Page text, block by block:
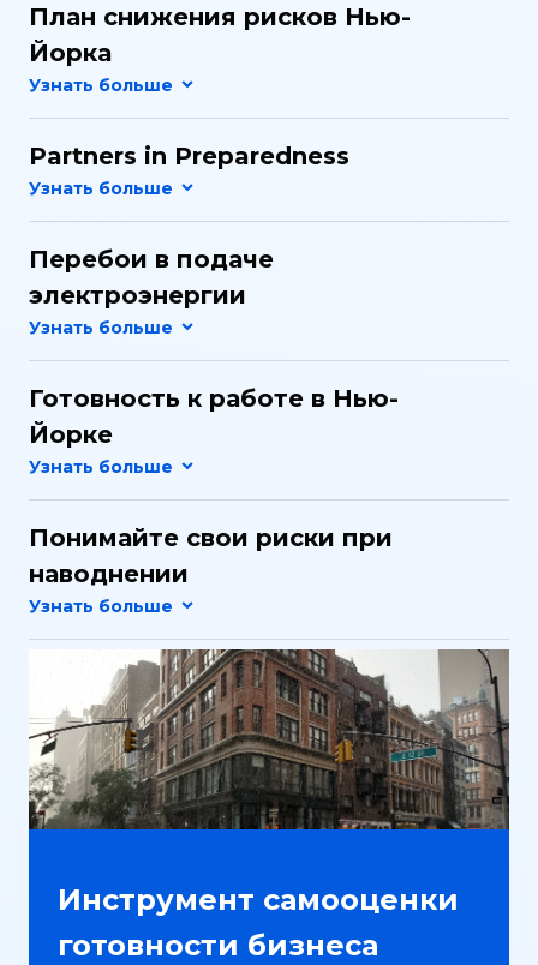
План снижения рисков Нью-
Йорка
Partners in Preparedness
Перебои в подаче
электроэнергии
Готовность к работе в Нью-
Йорке
Понимайте свои риски при
наводнении
Инструмент самооценки
готовности бизнеса